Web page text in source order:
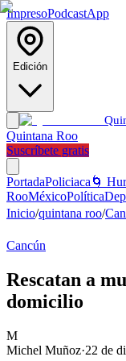
ImpresoPodcastApp
Edición
Quintana Roo
Suscríbete gratis
PortadaPoliciaca 🌀
RooMéxicoPolítica
Inicio/quintana roo/
Cancún
Rescatan a
domicilio
M
Michel Muñoz·22 de